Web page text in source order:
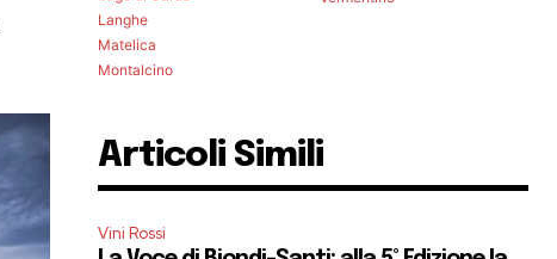
Langhe
Matelica
Montalcino
Articoli Simili
Vini Rossi